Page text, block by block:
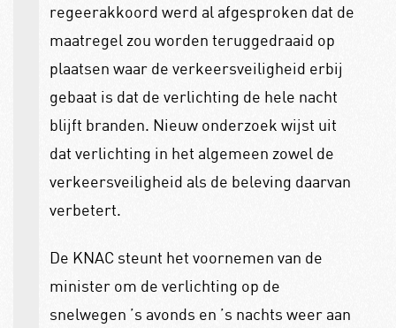
regeerakkoord werd al afgesproken dat de
maatregel zou worden teruggedraaid op
plaatsen waar de verkeersveiligheid erbij
gebaat is dat de verlichting de hele nacht
blijft branden. Nieuw onderzoek wijst uit
dat verlichting in het algemeen zowel de
verkeersveiligheid als de beleving daarvan
verbetert.
De KNAC steunt het voornemen van de
minister om de verlichting op de
snelwegen ’s avonds en ’s nachts weer aan